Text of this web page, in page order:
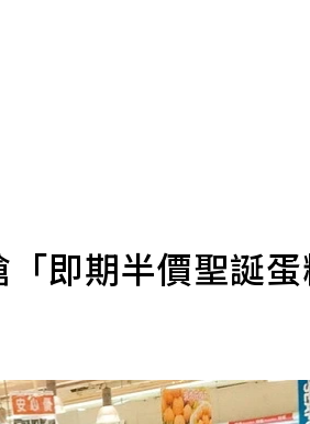
即期半價聖誕